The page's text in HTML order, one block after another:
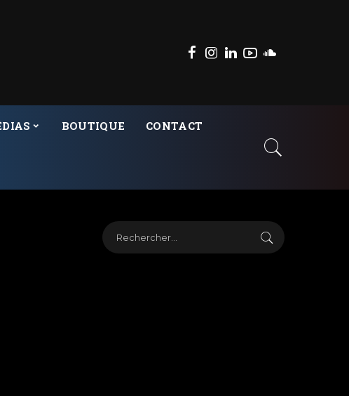
BOUTIQUE CONTACT